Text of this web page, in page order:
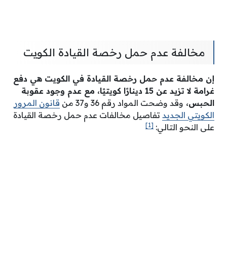
مخالفة عدم حمل رخصة القيادة الكويت
إن مخالفة عدم حمل رخصة القيادة في الكويت هي دفع
غرامة لا تزيد عن 15 دينارًا كويتيًا، مع عدم وجود عقوبة
الحبس، وقد وضحت المواد رقم 36 و37 من
قانون المرور
الكويتي الجديد تفاصيل مخالفات عدم حمل رخصة القيادة
على النحو التالي: [1]